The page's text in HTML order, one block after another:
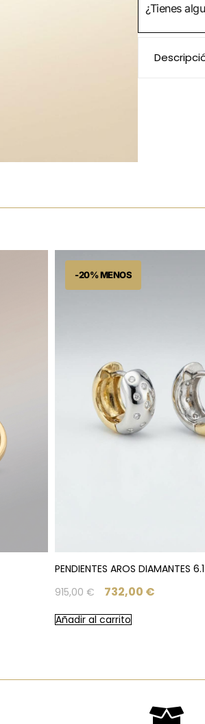
¿Tienes
PENDIENTES AROS DIAMANTES
915,00 € 732,00 €
Añadir al carrito